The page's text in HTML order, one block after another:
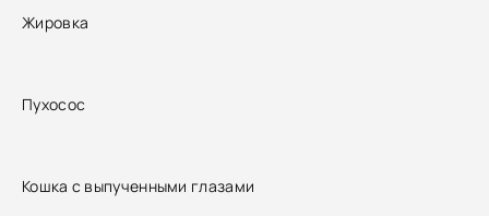
Жировка
Пухосос
Кошка с выпученными глазами